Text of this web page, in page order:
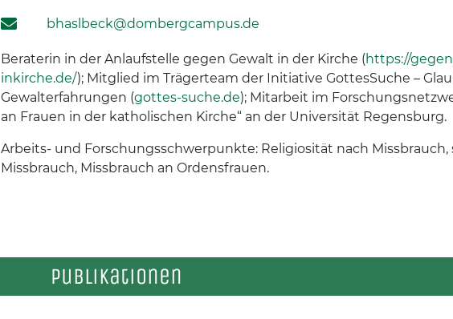
bhaslbeck@dombergcampus.de
Beraterin in der Anlaufstelle gegen Gewalt in der Kirche (https://
inkirche.de/); Mitglied im Trägerteam der Initiative GottesSuche –
Gewalterfahrungen (gottes-suche.de); Mitarbeit im
an Frauen in der katholischen Kirche“ an der Universität Regensburg.
Arbeits- und Forschungsschwerpunkte: Religiosität nach Missbrauch,
Missbrauch, Missbrauch an Ordensfrauen.
Publikationen